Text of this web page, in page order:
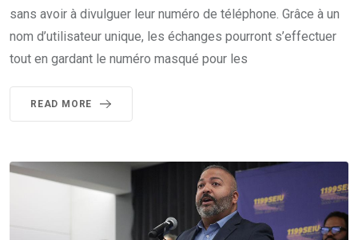
sans avoir à divulguer leur numéro de téléphone. Grâce à un
nom d’utilisateur unique, les échanges pourront s’effectuer
tout en gardant le numéro masqué pour les
READ MORE